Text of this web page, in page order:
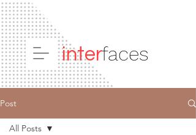
interfaces
Post
All Posts